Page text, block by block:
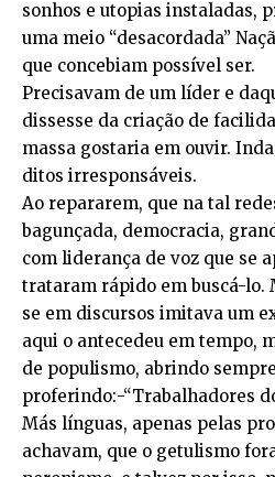
sonhos e utopias instaladas,
uma meio “desacordada”
que concebiam possível ser.
Precisavam de um líder e
dissesse da criação de
massa gostaria em ouvir.
ditos irresponsáveis.
Ao repararem, que na tal
bagunçada, democracia,
com liderança de voz que se
trataram rápido em buscá-lo.
se em discursos imitava um
aqui o antecedeu em tempo,
de populismo, abrindo
proferindo:-“Trabalhadores
Más línguas, apenas pelas
achavam, que o getulismo